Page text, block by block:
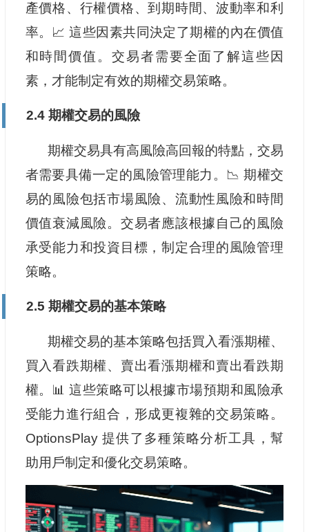
產價格、行權價格、到期時間、波動率和利
率。📈 這些因素共同決定了期權的內在價值
和時間價值。交易者需要全面了解這些因
素，才能制定有效的期權交易策略。
2.4 期權交易的風險
期權交易具有高風險高回報的特點，交易
者需要具備一定的風險管理能力。📉 期權交
易的風險包括市場風險、流動性風險和時間
價值衰減風險。交易者應該根據自己的風險
承受能力和投資目標，制定合理的風險管理
策略。
2.5 期權交易的基本策略
期權交易的基本策略包括買入看漲期權、
買入看跌期權、賣出看漲期權和賣出看跌期
權。📊 這些策略可以根據市場預期和風險承
受能力進行組合，形成更複雜的交易策略。
OptionsPlay 提供了多種策略分析工具，幫
助用戶制定和優化交易策略。